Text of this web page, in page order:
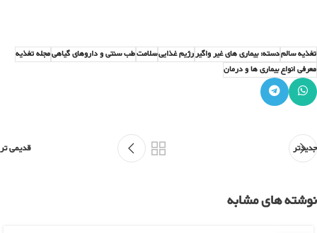
تغذیه سالمدسته: بیماری های غیر واگیررژیم غذاییسلامتطب سنتی و داروهای گیاهیمجله تغذیه
معرفی انواع بیماری ها و درمان
جدیدتر قدیمی تر
نوشته های مشابه